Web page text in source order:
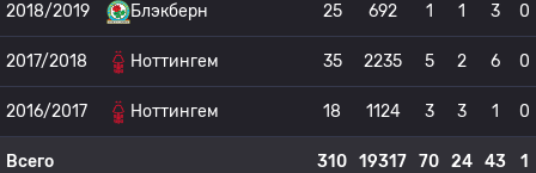
2018/2019 Блэкберн 25 692 1 1 3 0
2017/2018 Ноттингем 35 2235 5 2 6 0
2016/2017 Ноттингем 18 1124 3 3 1 0
Всего 310 19317 70 24 43 1